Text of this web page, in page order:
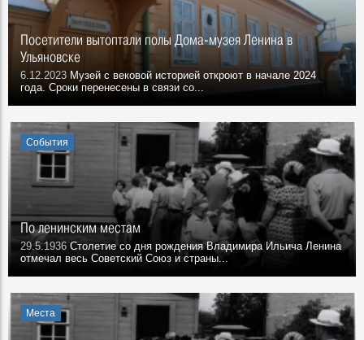
Посетители вытоптали полы Дома-музея Ленина в
Ульяновске
6.12.2023 Музей с вековой историей откроют в начале 2024
года. Сроки перенесены в связи со...
События
По ленинским местам
29.5.1936 Столетие со дня рождения Владимира Ильича Ленина
отмечал весь Советский Союз и страны...
Места